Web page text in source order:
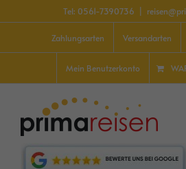
Inhalt
Tel: 0561-7390736
Zahlungsarten Versandarten
Mein Benutzerkonto